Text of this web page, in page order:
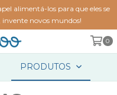
alimentá-los para que eles se
invente novos mundos!
0
PRODUTOS